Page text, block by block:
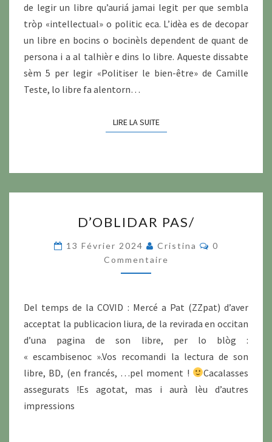
de legir un libre qu’auriá jamai legit per que sembla
tròp «intellectual» o politic eca. L’idèa es de decopar
un libre en bocins o bocinèls dependent de quant de
persona i a al talhièr e dins lo libre. Aqueste dissabte
sèm 5 per legir «Politiser le bien-être» de Camille
Teste, lo libre fa alentorn…
LIRE LA SUITELIRE LA SUITE
PAS/
D’OBLIDAR PAS/
13 Février 2024 Cristina
0
Commentaire
Del temps de la COVID : Mercé a Pat (ZZpat) d’aver
acceptat la publicacion liura, de la revirada en occitan
d’una pagina de son libre, per lo blòg :
« escambisenoc ».Vos recomandi la lectura de son
libre, BD, (en francés, …pel moment !
Cacalasses
assegurats !Es agotat, mas i aurà lèu d’autres
impressions